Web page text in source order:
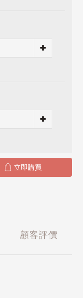
立即購買
顧客評價